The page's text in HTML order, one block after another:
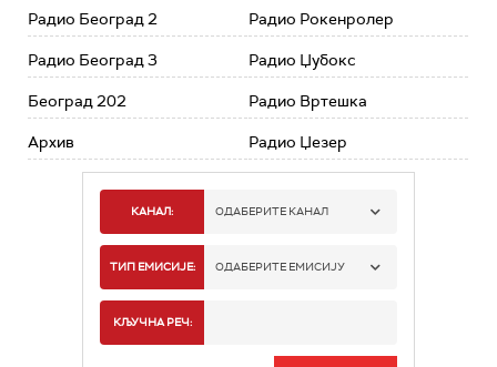
Радио Београд 2
Радио Београд 3
Београд 202
Архив
Радио Рокенролер
Радио Џубокс
Радио Вртешка
Радио Џезер
КАНАЛ: ОДАБЕРИТЕ КАНАЛ
РАДИО БЕОГРАД 1
РАДИО БЕОГРАД 3
ТИП ЕМИСИЈЕ: ОДАБЕРИТЕ ЕМИСИЈУ
КЉУЧНА РЕЧ: